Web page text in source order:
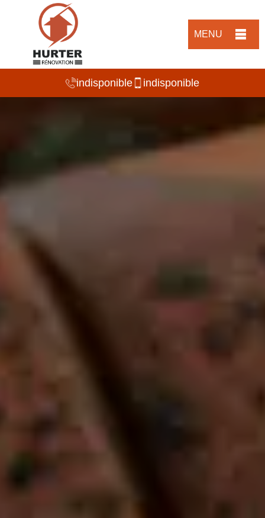
MENU
indisponible indisponible